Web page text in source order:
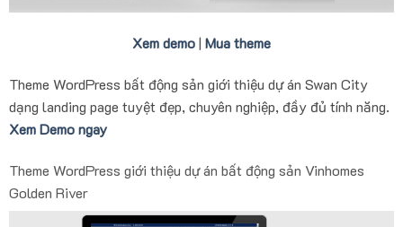
Xem demo| Mua theme
Theme WordPress bất động sản giới thiệu dự án Swan City
dạng landing page tuyệt đẹp, chuyên nghiệp, đầy đủ tính năng.
Xem Demo ngay
Theme WordPress giới thiệu dự án bất động sản Vinhomes
Golden River